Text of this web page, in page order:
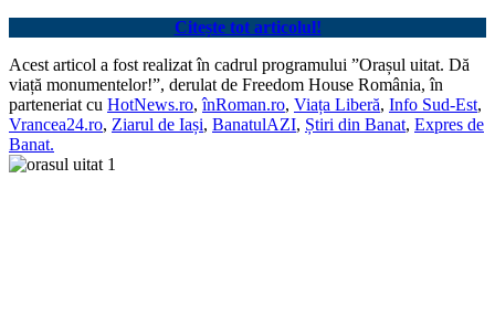
Citește tot articolul!
Acest articol a fost realizat în cadrul programului ”Orașul uitat. Dă
viață monumentelor!”, derulat de Freedom House România, în
parteneriat cu HotNews.ro,înRoman.ro, Viața Liberă, Info Sud-Est,
Vrancea24.ro, Ziarul de Iași, BanatulAZI, Știri din Banat, Expres de
Banat.